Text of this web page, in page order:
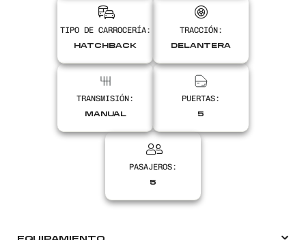
TIPO DE CARROCERÍA:
HATCHBACK
TRACCIÓN:
DELANTERA
TRANSMISIÓN:
MANUAL
PUERTAS:
5
PASAJEROS:
5
EQUIPAMIENTO